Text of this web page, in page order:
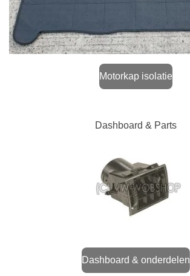
Motorkap isolatie
Dashboard & Parts
Dashboard & onderdelen